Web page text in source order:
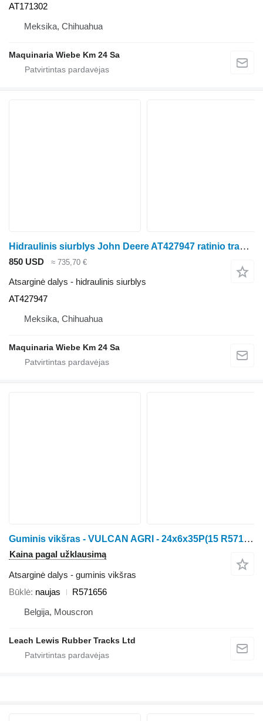
AT171302
Meksika, Chihuahua
Maquinaria Wiebe Km 24 Sa
Hidraulinis siurblys John Deere AT427947 ratinio traktoriaus John Deere 325L, 410L, 710L
850 USD ≈ 735,70 €
Atsarginė dalys - hidraulinis siurblys
AT427947
Meksika, Chihuahua
Maquinaria Wiebe Km 24 Sa
Guminis vikšras - VULCAN AGRI - 24x6x35P(15 R571656 vikšrinio traktoriaus John Deere 8RX - 8RX310 / 8RX340 / 8RX370 / 8RX410
Kaina pagal užklausimą
Atsarginė dalys - guminis vikšras
Būklė naujas
R571656
Belgija, Mouscron
Leach Lewis Rubber Tracks Ltd